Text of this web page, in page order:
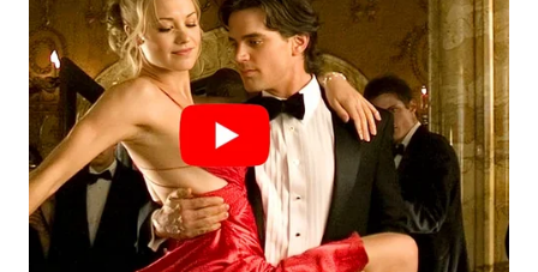
WN
BOROBUDUR
WN
MADURA
WN
SURABAYA